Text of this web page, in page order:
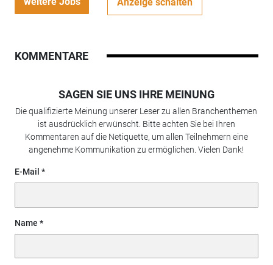
KOMMENTARE
SAGEN SIE UNS IHRE MEINUNG
Die qualifizierte Meinung unserer Leser zu allen Branchenthemen
ist ausdrücklich erwünscht. Bitte achten Sie bei Ihren
Kommentaren auf die Netiquette, um allen Teilnehmern eine
angenehme Kommunikation zu ermöglichen. Vielen Dank!
E-Mail
Name